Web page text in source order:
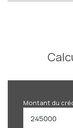
Montant du